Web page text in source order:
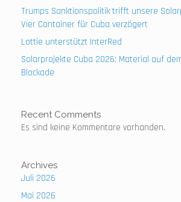
Trumps Sanktionspolitik trifft unsere
Vier Container für Cuba verzögert
Lottie unterstützt InterRed
Solarprojekte Cuba 2026: Material auf
Blockade
Recent Comments
Es sind keine Kommentare vorhanden.
Archives
Juli 2026
Mai 2026